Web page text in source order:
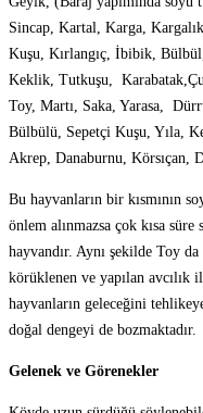
Sincap, Kartal, Karga,
Kuşu, Kırlangıç, İbibik,
Keklik, Tutkuşu,
Toy, Martı, Saka, Yarasa,
Bülbülü, Sepetçi Kuşu, Yıla,
Akrep, Danaburnu, Körsıçan,
Bu hayvanların bir kısmının
önlem alınmazsa çok kısa
hayvandır. Aynı şekilde Toy
körüklenen ve yapılan avcılık
hayvanların geleceğini
doğal dengeyi de bozmaktadır.
Gelenek ve Görenekler